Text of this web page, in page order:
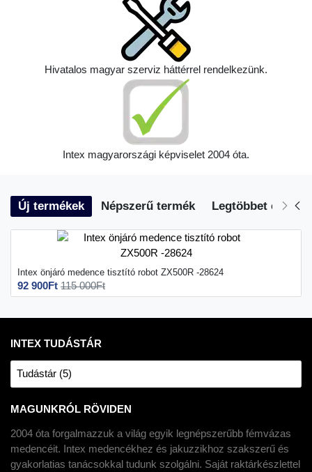
Hivatalos magyar szerviz háttérrel rendelkezünk.
Intex magyarországi képviselet 2004 óta.
Új termékek Népszerű termék Legtöbbet eladott
Intex önjáró medence tisztító robot ZX500R -28624
92 900Ft 115 000Ft
INTEX TUDÁSTÁR
Tudástár (5)
MAGUNKRÓL RÖVIDEN
2004 óta forgalmazzuk a világ egyik legnépszerűbb fémvázas
medencéit. Intex medencékhez és jakuzzikhoz szakszerű és
gyakorlatias tanácsokkal tudunk szolgálni. Saját raktárkészlettel